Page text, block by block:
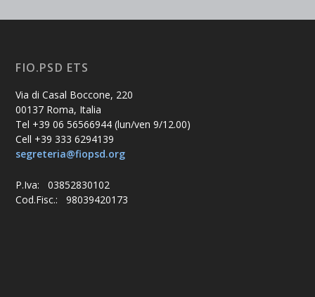
FIO.PSD ETS
Via di Casal Boccone, 220
00137 Roma, Italia
Tel +39 06 56566944 (lun/ven 9/12.00)
Cell +39 333 6294139
segreteria@fiopsd.org
P.Iva: 03852830102
Cod.Fisc.: 98039420173